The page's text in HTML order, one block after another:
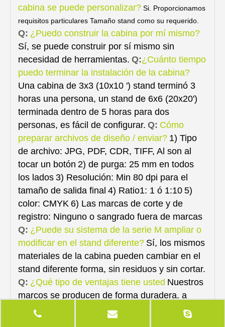
cabina se puede personalizar? Si. Proporcionamos
requisitos particulares Tamaño stand como su requerido.
Q: ¿Puedo construir la cabina por mí mismo?
Sí, se puede construir por sí mismo sin
necesidad de herramientas. Q:¿Cuánto tiempo
puedo terminar la instalación de la cabina?
Una cabina de 3x3 (10x10 ') stand terminó 3
horas una persona, un stand de 6x6 (20x20')
terminada dentro de 5 horas para dos
personas, es fácil de configurar. Q: Cómo
preparar archivos de diseño / enviar? 1) Tipo
de archivo: JPG, PDF, CDR, TIFF, Al son al
tocar un botón 2) de purga: 25 mm en todos
los lados 3) Resolución: Min 80 dpi para el
tamaño de salida final 4) Ratio1: 1 ó 1:10 5)
color: CMYK 6) Las marcas de corte y de
registro: Ninguno o sangrado fuera de marcas
Q: ¿Puede su sistema de la serie M ampliar o
modificar en el stand diferente? Sí, los mismos
materiales de la cabina pueden cambiar en el
stand diferente forma, sin residuos y sin cortar.
Q: ¿Qué tipo de ventajas tiene usted Nuestros
marcos se producen de forma duradera. a
partir de una aleación de aluminio reciclado,
aunque pura. Reciclado aluminio mucho más